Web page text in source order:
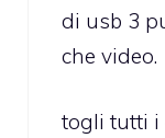
di usb 3
che video.
togli tutti i